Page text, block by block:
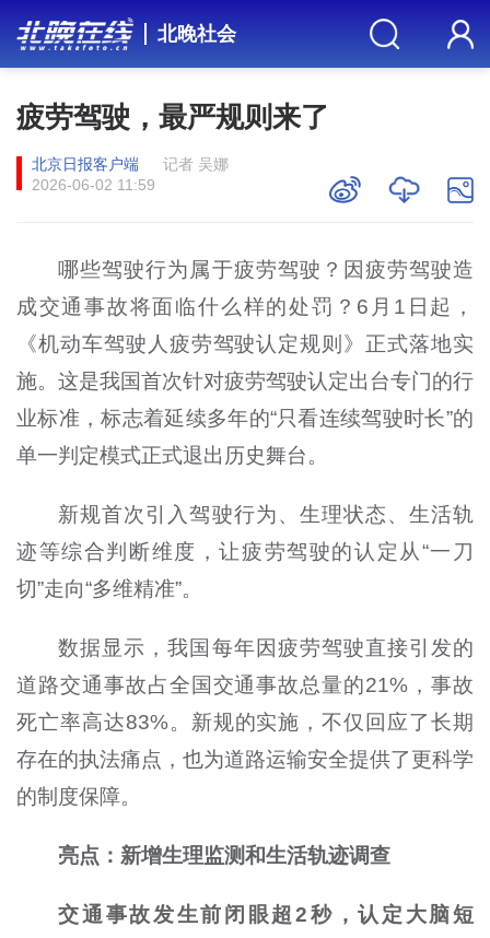
北晚社会
疲劳驾驶，最严规则来了
北京日报客户端
记者 吴娜
2026-06-02 11:59
哪些驾驶行为属于疲劳驾驶？因疲劳驾驶造
成交通事故将面临什么样的处罚？6月1日起，
《机动车驾驶人疲劳驾驶认定规则》正式落地实
施。这是我国首次针对疲劳驾驶认定出台专门的行
业标准，标志着延续多年的“只看连续驾驶时长”的
单一判定模式正式退出历史舞台。
新规首次引入驾驶行为、生理状态、生活轨
迹等综合判断维度，让疲劳驾驶的认定从“一刀
切”走向“多维精准”。
数据显示，我国每年因疲劳驾驶直接引发的
道路交通事故占全国交通事故总量的21%，事故
死亡率高达83%。新规的实施，不仅回应了长期
存在的执法痛点，也为道路运输安全提供了更科学
的制度保障。
亮点：新增生理监测和生活轨迹调查
交通事故发生前闭眼超2秒，认定大脑短